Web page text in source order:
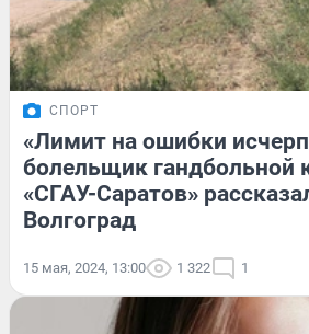
СПОРТ
«Лимит на ошибки
болельщик гандбольной
«СГАУ-Саратов»
Волгоград
15 мая, 2024, 13:00 1 322 1